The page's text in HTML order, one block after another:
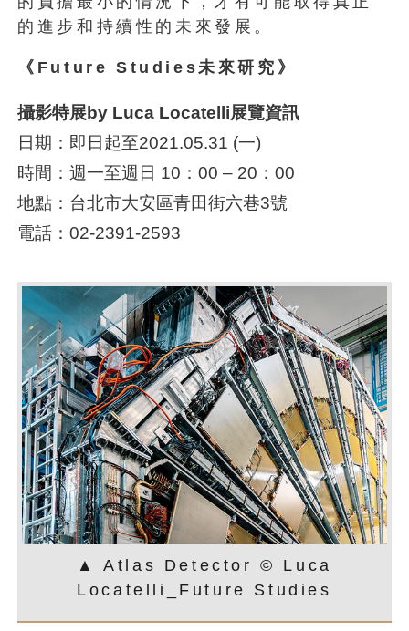
的進步和持續性的未來發展。
《 Future Studies未來研究》
攝影特展by Luca Locatelli展覽資訊
日期：即日起至2021.05.31 (一)
時間：週一至週日 10：00 – 20：00
地點：台北市大安區青田街六巷3號
電話：02-2391-2593
▲ Atlas Detector © Luca
Locatelli_Future Studies